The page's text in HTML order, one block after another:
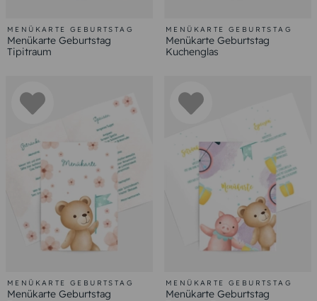
MENÜKARTE GEBURTSTAG
Menükarte Geburtstag
Tipitraum
MENÜKARTE GEBURTSTAG
Menükarte Geburtstag
Kuchenglas
MENÜKARTE GEBURTSTAG
Menükarte Geburtstag
MENÜKARTE GEBURTSTAG
Menükarte Geburtstag